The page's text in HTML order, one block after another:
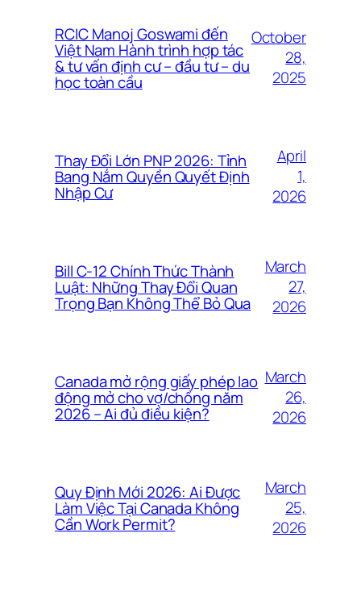
RCIC Manoj Goswami đến
Việt Nam Hành trình hợp tác
& tư vấn định cư – đầu tư – du
học toàn cầu
October
28,
2025
Thay Đổi Lớn PNP 2026: Tỉnh
Bang Nắm Quyền Quyết Định
Nhập Cư
April
1,
2026
Bill C-12 Chính Thức Thành
Luật: Những Thay Đổi Quan
Trọng Bạn Không Thể Bỏ Qua
March
27,
2026
Canada mở rộng giấy phép lao
động mở cho vợ/chồng năm
2026 – Ai đủ điều kiện?
March
26,
2026
Quy Định Mới 2026: Ai Được
Làm Việc Tại Canada Không
Cần Work Permit?
March
25,
2026